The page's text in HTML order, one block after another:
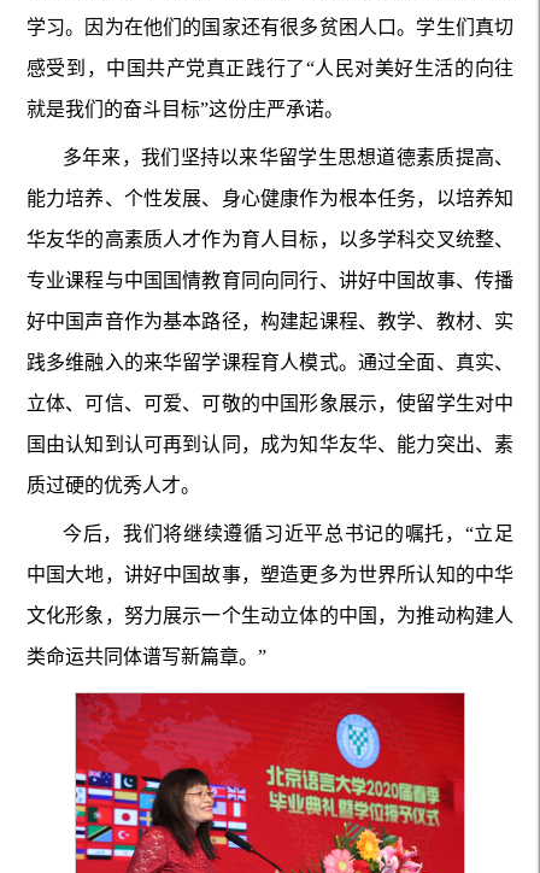
学习。因为在他们的国家还有很多贫困人口。学生们真切
感受到，中国共产党真正践行了“人民对美好生活的向往
就是我们的奋斗目标”这份庄严承诺。
多年来，我们坚持以来华留学生思想道德素质提高、
能力培养、个性发展、身心健康作为根本任务，以培养知
华友华的高素质人才作为育人目标，以多学科交叉统整、
专业课程与中国国情教育同向同行、讲好中国故事、传播
好中国声音作为基本路径，构建起课程、教学、教材、实
践多维融入的来华留学课程育人模式。通过全面、真实、
立体、可信、可爱、可敬的中国形象展示，使留学生对中
国由认知到认可再到认同，成为知华友华、能力突出、素
质过硬的优秀人才。
今后，我们将继续遵循习近平总书记的嘱托，“立足
中国大地，讲好中国故事，塑造更多为世界所认知的中华
文化形象，努力展示一个生动立体的中国，为推动构建人
类命运共同体谱写新篇章。”